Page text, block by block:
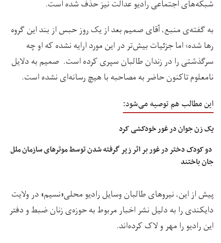
شبکه‌های اجتماعی رادیو عدالت نیز حذف شده است.
به گفته‌ی منبع، آقای صمیم بعد از یک روز حبس از بند این گروه
رها شده؛ اما جزئیات بیش‌تر در این مورد ارایه نشده که او چه
سرگذشتی را در زندان طالبان سپری کرده است. صمیم به دلایل
نامعلوم تاکنون حاضر به مصاحبه‌ با هیچ رسانه‌ای نشده است.
این مطالب هم توصیه می‌شود:
یک زن جوان در غور خودکشی کرد
دو کودک دختر در غور بر اثر زیر گرفته شدن توسط موترهای سازمان ملل
جان باختند
پیش از این، نیروهای طالبان وسایل رادیو محلی«نسیم» در ولایت
دایکندی را به دلیل نشر اخبار مربوط به حوزه‌ی زنان ضبط و دفتر
این رادیو را مهر و لاک کرده‌اند.